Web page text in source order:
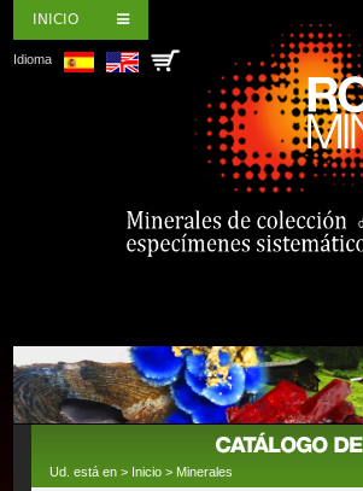
INICIO
Idioma
Ud. está en > Inicio > Minerales